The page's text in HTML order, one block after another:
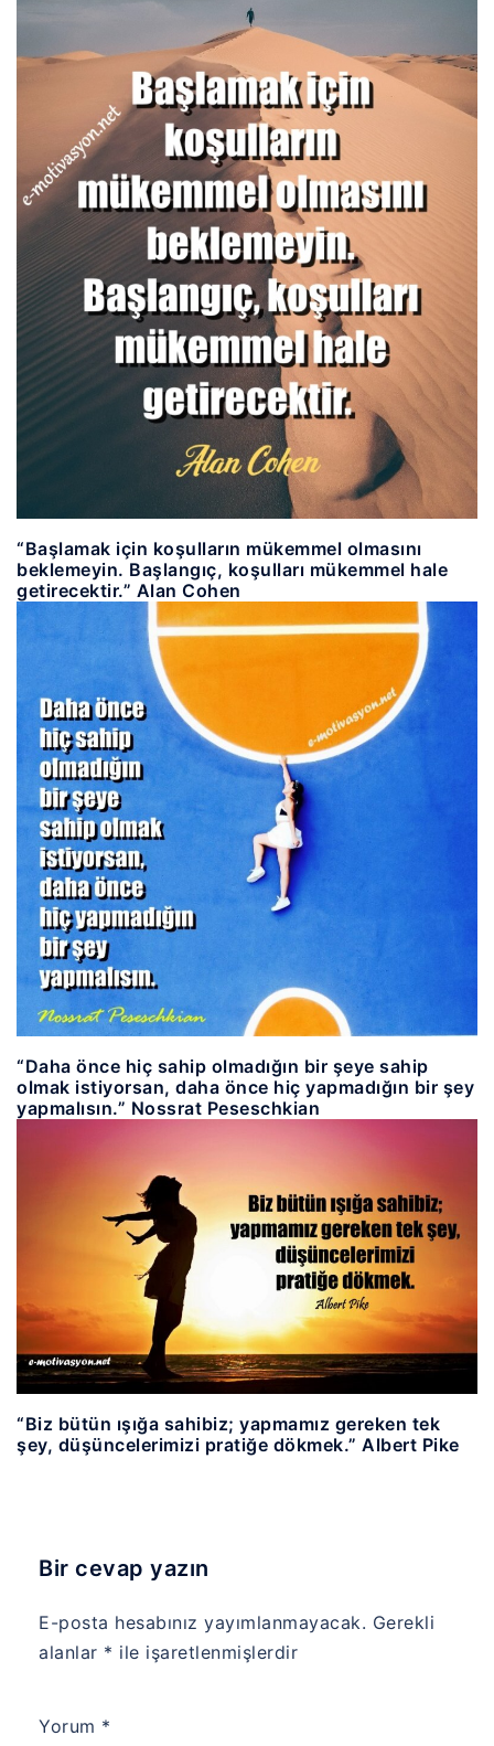
“Başlamak için koşulların mükemmel olmasını
beklemeyin. Başlangıç, koşulları mükemmel hale
getirecektir.” Alan Cohen
“Daha önce hiç sahip olmadığın bir şeye sahip
olmak istiyorsan, daha önce hiç yapmadığın bir şey
yapmalısın.” Nossrat Peseschkian
“Biz bütün ışığa sahibiz; yapmamız gereken tek
şey, düşüncelerimizi pratiğe dökmek.” Albert Pike
Bir cevap yazın
E-posta hesabınız yayımlanmayacak. Gerekli
alanlar * ile işaretlenmişlerdir
Yorum *